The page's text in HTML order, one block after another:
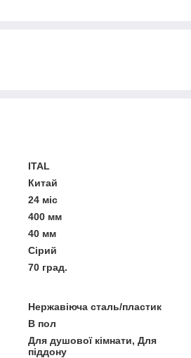
ITAL
Китай
24 міс
400 мм
40 мм
Сірий
70 град.
Нержавіюча сталь/пластик
В пол
Для душової кімнати, Для
піддону